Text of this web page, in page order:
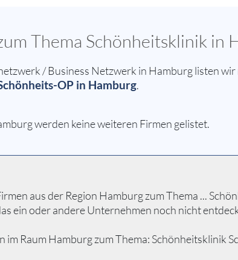
Thema Schönheitsklinik in
/ Business Netzwerk in Hamburg listen
OP in Hamburg.
werden keine weiteren Firmen gelistet.
aus der Region Hamburg zum Thema ...
ein oder andere Unternehmen noch nicht
Raum Hamburg zum Thema: Schönheitsklinik